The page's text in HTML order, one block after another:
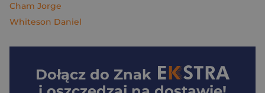
Cham Jorge
Whiteson Daniel
Dołącz do Znak